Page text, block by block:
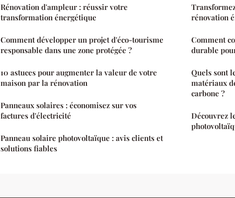
Rénovation d'ampleur : réussir votre
transformation énergétique
Comment développer un projet d'éco-tourisme
responsable dans une zone protégée ?
10 astuces pour augmenter la valeur de votre
maison par la rénovation
Panneaux solaires : économisez sur vos
factures d'électricité
Panneau solaire photovoltaïque : avis clients et
solutions fiables
rénovation
Comment
durable
Quels sont
matériaux
carbone ?
Découvrez